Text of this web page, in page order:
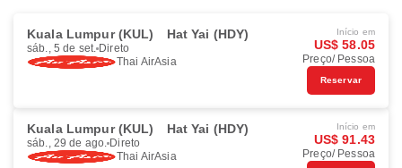
Kuala Lumpur (KUL) Hat Yai (HDY)
sáb., 5 de set. Direto
Thai AirAsia
Início em
US$ 58.05
Preço/ Pessoa
Reservar
Kuala Lumpur (KUL) Hat Yai (HDY)
sáb., 29 de ago. Direto
Thai AirAsia
Início em
US$ 91.43
Preço/ Pessoa